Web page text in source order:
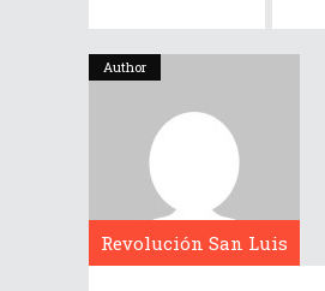
Author
Revolución San Luis